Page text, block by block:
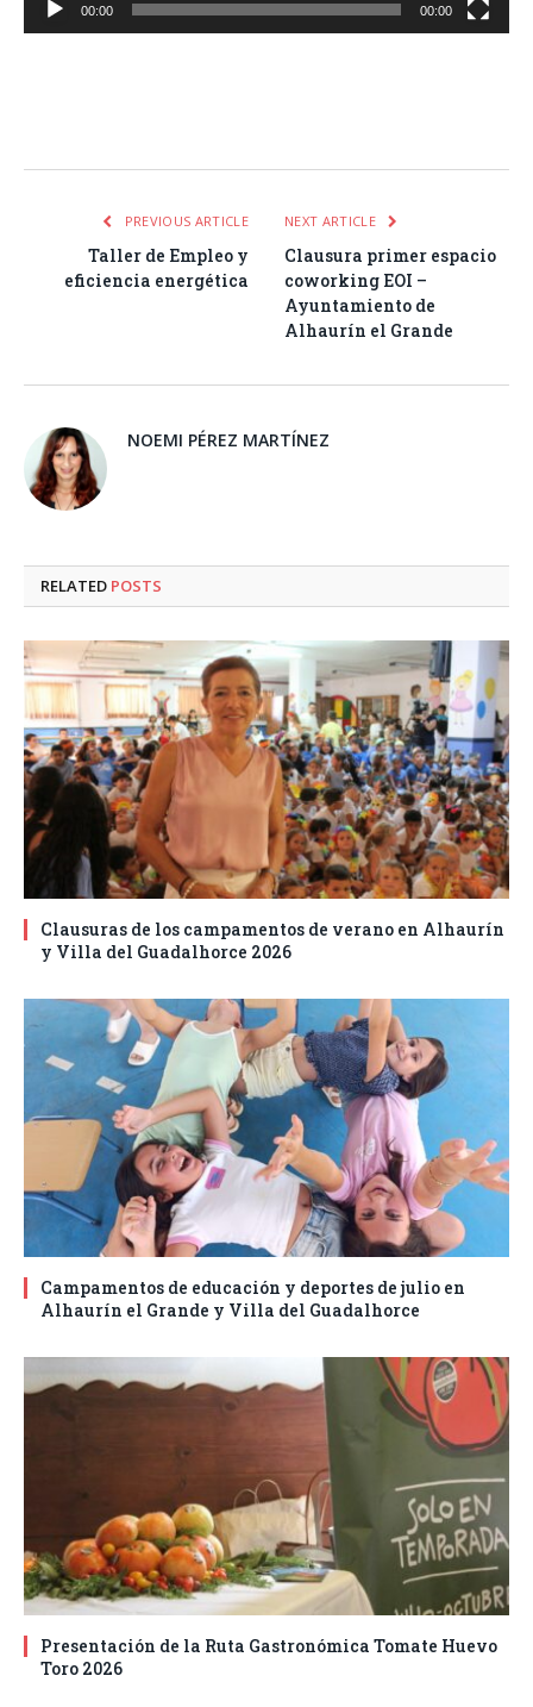
00:00 00:00
PREVIOUS ARTICLE
Taller de Empleo y
eficiencia energética
NEXT ARTICLE
Clausura primer espacio
coworking EOI –
Ayuntamiento de
Alhaurín el Grande
NOEMI PÉREZ MARTÍNEZ
RELATED POSTS
Clausuras de los campamentos de verano en Alhaurín
y Villa del Guadalhorce 2026
Campamentos de educación y deportes de julio en
Alhaurín el Grande y Villa del Guadalhorce
Presentación de la Ruta Gastronómica Tomate Huevo
Toro 2026